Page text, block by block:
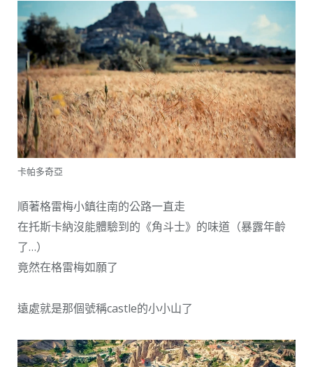
卡帕多奇亞
順著格雷梅小鎮往南的公路一直走
在托斯卡納沒能體驗到的《角斗士》的味道（暴露年齡
了…）
竟然在格雷梅如願了
遠處就是那個號稱castle的小小山了